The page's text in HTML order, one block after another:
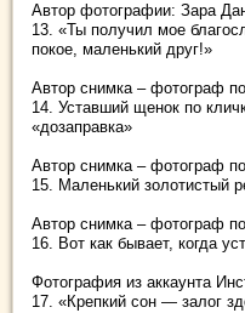
Автор фотографии: Зара
13. «Ты получил мое
покое, маленький друг!»
Автор снимка – фотограф
14. Уставший щенок по
«дозаправка»
Автор снимка – фотограф
15. Маленький золотистый
Автор снимка – фотограф
16. Вот как бывает, когда
Фотография из аккаунта
17. «Крепкий сон — залог